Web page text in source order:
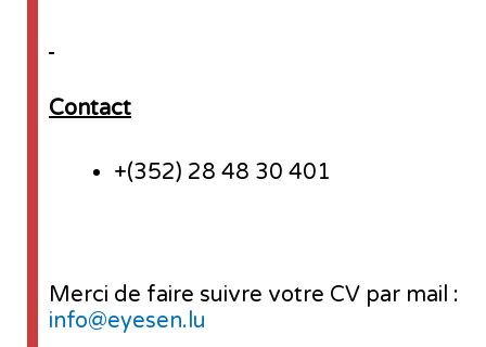
Contact
+(352) 28 48 30 401
Merci de faire suivre votre CV par mail :
info@eyesen.lu